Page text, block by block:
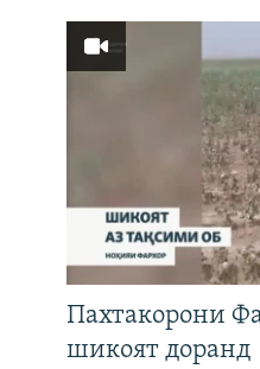
Пахтакорони
шикоят доранд